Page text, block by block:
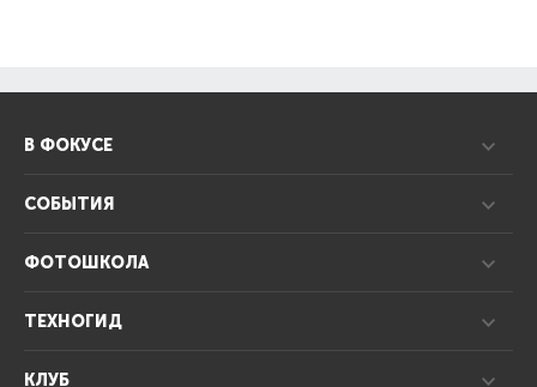
В ФОКУСЕ
СОБЫТИЯ
ФОТОШКОЛА
ТЕХНОГИД
КЛУБ